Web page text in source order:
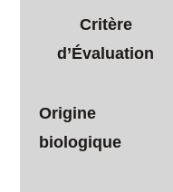
Critère
d’Évaluation
Origine
biologique